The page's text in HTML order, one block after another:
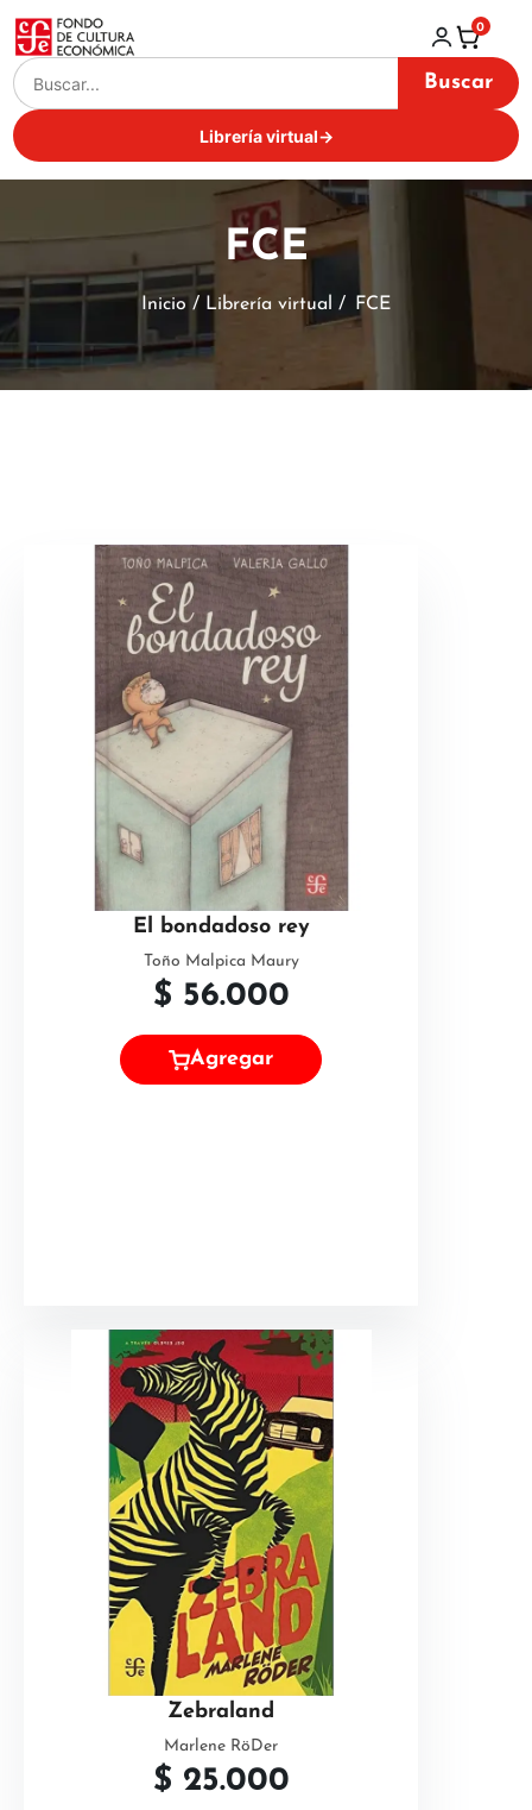
Buscar
Librería virtual→
0
FCE
Inicio / Librería virtual / FCE
El bondadoso rey
Toño Malpica Maury
$ 56.000
Agregar
Zebraland
Marlene RöDer
$ 25.000